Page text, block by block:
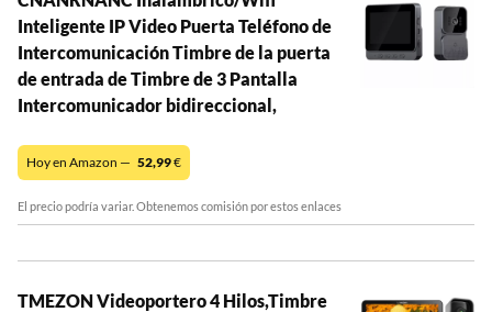
Inteligente IP Video Puerta Teléfono de
Intercomunicación Timbre de la puerta
de entrada de Timbre de 3 Pantalla
Intercomunicador bidireccional,
Hoy en Amazon — 52,99€
El precio podría variar. Obtenemos comisión por estos enlaces
TMEZON Videoportero 4 Hilos,Timbre